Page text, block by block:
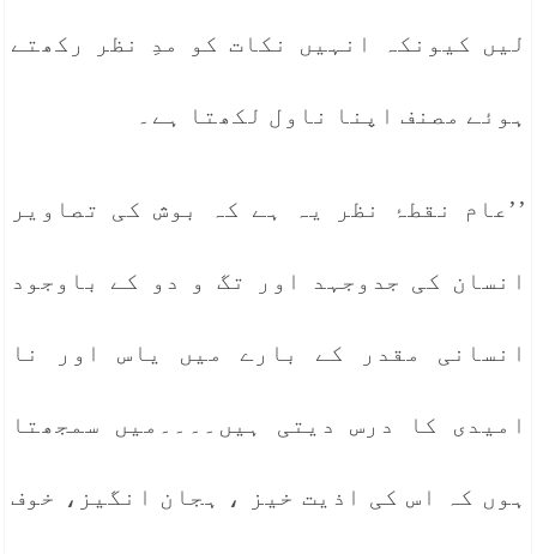
لیں کیونکہ انہیں نکات کو مدِ نظر رکھتے
ہوئے مصنف اپنا ناول لکھتا ہے۔
’’عام نقطۂ نظر یہ ہے کہ بوش کی تصاویر
انسان کی جدوجہد اور تگ و دو کے باوجود
انسانی مقدر کے بارے میں یاس اور نا
امیدی کا درس دیتی ہیں۔۔۔۔میں سمجھتا
ہوں کہ اس کی اذیت خیز ، ہجان انگیز، خوف